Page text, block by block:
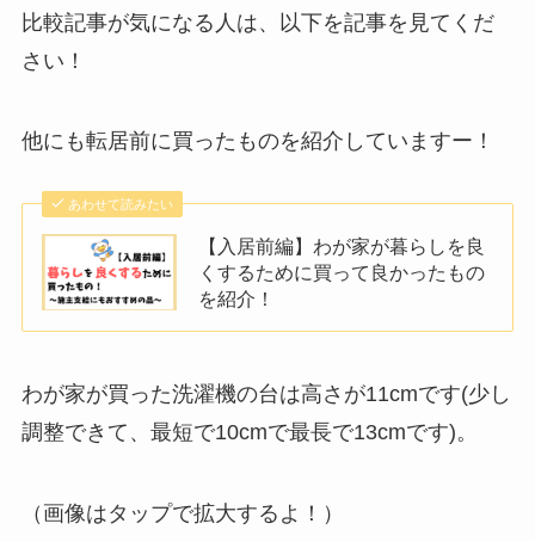
比較記事が気になる人は、以下を記事を見てくだ
さい！
他にも転居前に買ったものを紹介していますー！
あわせて読みたい
【入居前編】わが家が暮らしを良
くするために買って良かったもの
を紹介！
わが家が買った洗濯機の台は高さが11cmです(少し
調整できて、最短で10cmで最長で13cmです)。
（画像はタップで拡大するよ！）